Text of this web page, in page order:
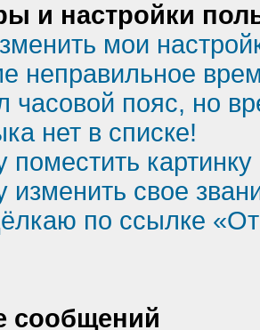
и настройки
мои
неправильное
часовой пояс, но
нет в списке!
поместить
изменить свое
по ссылке
сообщений